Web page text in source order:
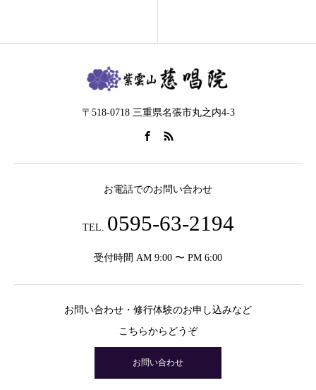
〒518-0718 三重県名張市丸之内4-3
お電話でのお問い合わせ
TEL. 0595-63-2194
受付時間 AM 9:00 〜 PM 6:00
お問い合わせ・修行体験のお申し込みなど
こちらからどうぞ
お問い合わせ